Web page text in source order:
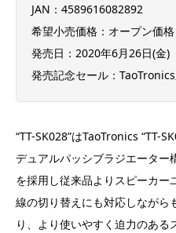
JAN：4589616082892
希望⼩売価格：オープン価
発売⽇：2020年6⽉26⽇(⾦)
発売記念セール：
“TT-SK028”はTaoTronics “TT-
デュアルパッシブラジエーター
を採用し従来品よりスピーカ
線の切り替えにも対応しながら
り、より使いやすく迫力のある